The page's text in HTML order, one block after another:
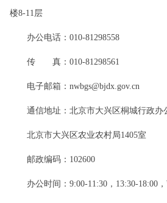
楼8-11层
办公电话：010-81298558
传 真：010-81298561
电子邮箱：nwbgs@bjdx.gov.cn
通信地址：北京市大兴区桐城行政办
北京市大兴区农业农村局1405室
邮政编码：102600
办公时间：9:00-11:30，13:30-18:00